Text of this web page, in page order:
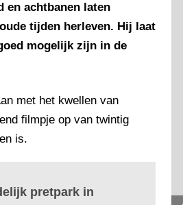
en achtbanen laten
tijden herleven. Hij laat
mogelijk zijn in de
met het kwellen van
filmpje op van twintig
is.
pretpark in